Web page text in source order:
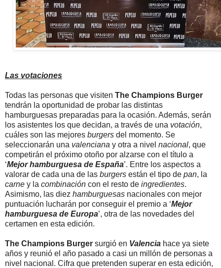
Las votaciones
Todas las personas que visiten The Champions Burger
tendrán la oportunidad de probar las distintas
hamburguesas preparadas para la ocasión. Además, serán
los asistentes los que decidan, a través de una votación,
cuáles son las mejores burgers del momento. Se
seleccionarán una valenciana y otra a nivel nacional, que
competirán el próximo otoño por alzarse con el título a
‘Mejor hamburguesa de España’. Entre los aspectos a
valorar de cada una de las burgers están el tipo de pan, la
carne y la combinación con el resto de ingredientes.
Asimismo, las diez hamburguesas nacionales con mejor
puntuación lucharán por conseguir el premio a ‘Mejor
hamburguesa de Europa’, otra de las novedades del
certamen en esta edición.
The Champions Burger surgió en Valencia hace ya siete
años y reunió el año pasado a casi un millón de personas a
nivel nacional. Cifra que pretenden superar en esta edición,